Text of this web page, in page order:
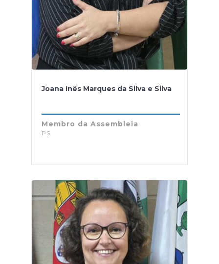
Joana Inês Marques da Silva e Silva
Membro da Assembleia
PS